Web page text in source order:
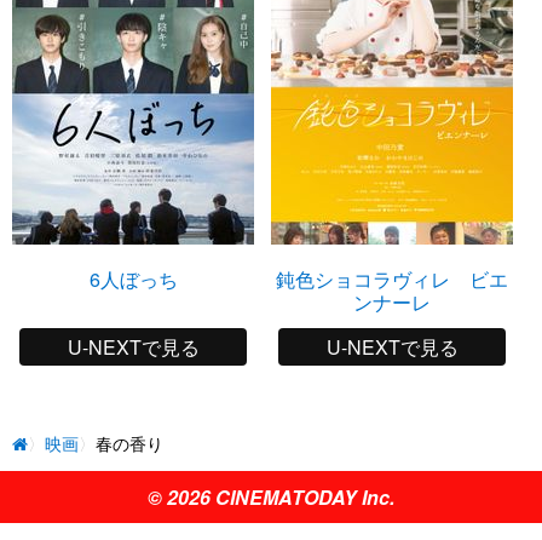
6人ぼっち
U-NEXTで見る
鈍色ショコラヴィレ ビエ
ンナーレ
U-NEXTで見る
映画 春の香り
© 2026 CINEMATODAY Inc.